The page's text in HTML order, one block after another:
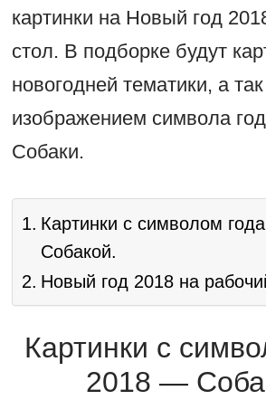
картинки на Новый год
стол. В подборке будут
новогодней тематики, а
изображением символа
Собаки.
Картинки с символом
Собакой.
Новый год 2018 на
Картинки с
2018 —